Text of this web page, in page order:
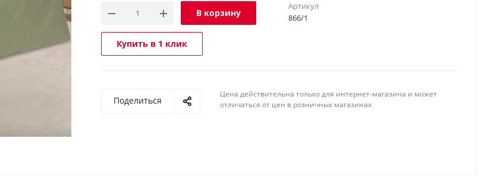
В корзину
Купить в 1 клик
Артикул
866/1
Поделиться
Цена действительна только для интернет-магазина и может
отличаться от цен в розничных магазинах